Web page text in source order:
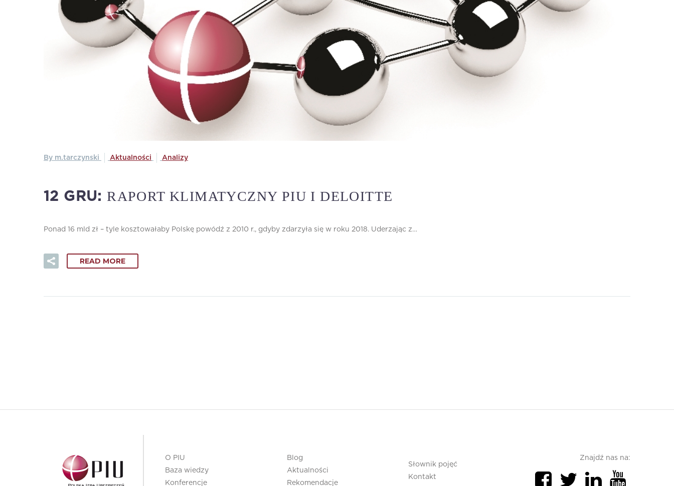
By m.tarczynski Aktualności Analizy
12 GRU:RAPORT KLIMATYCZNY PIU I DELOITTE
Ponad 16 mld zł – tyle kosztowałaby Polskę powódź z 2010 r., gdyby zdarzyła się w roku 2018. Uderzając z…
READ MORE
O PIU
Baza wiedzy
Konferencje
Blog
Aktualności
Rekomendacje
Słownik pojęć
Kontakt
Znajdź nas na: